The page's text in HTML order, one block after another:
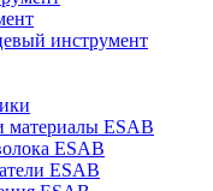
инструмент
материалы ESAB
ESAB
ESAB